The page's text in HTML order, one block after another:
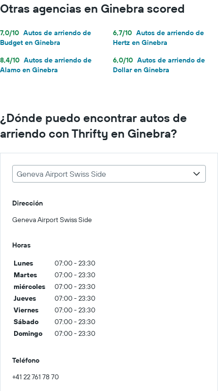
Otras agencias en Ginebra scored
7,0/10 Autos de arriendo de
Budget en Ginebra
6,7/10 Autos de arriendo de
Hertz en Ginebra
8,4/10 Autos de arriendo de
Alamo en Ginebra
6,0/10 Autos de arriendo de
Dollar en Ginebra
¿Dónde puedo encontrar autos de
arriendo con Thrifty en Ginebra?
Geneva Airport Swiss Side
Dirección
Geneva Airport Swiss Side
Horas
Lunes
07:00 - 23:30
Martes
07:00 - 23:30
miércoles
07:00 - 23:30
Jueves
07:00 - 23:30
Viernes
07:00 - 23:30
Sábado
07:00 - 23:30
Domingo
07:00 - 23:30
Teléfono
+41 22 761 78 70